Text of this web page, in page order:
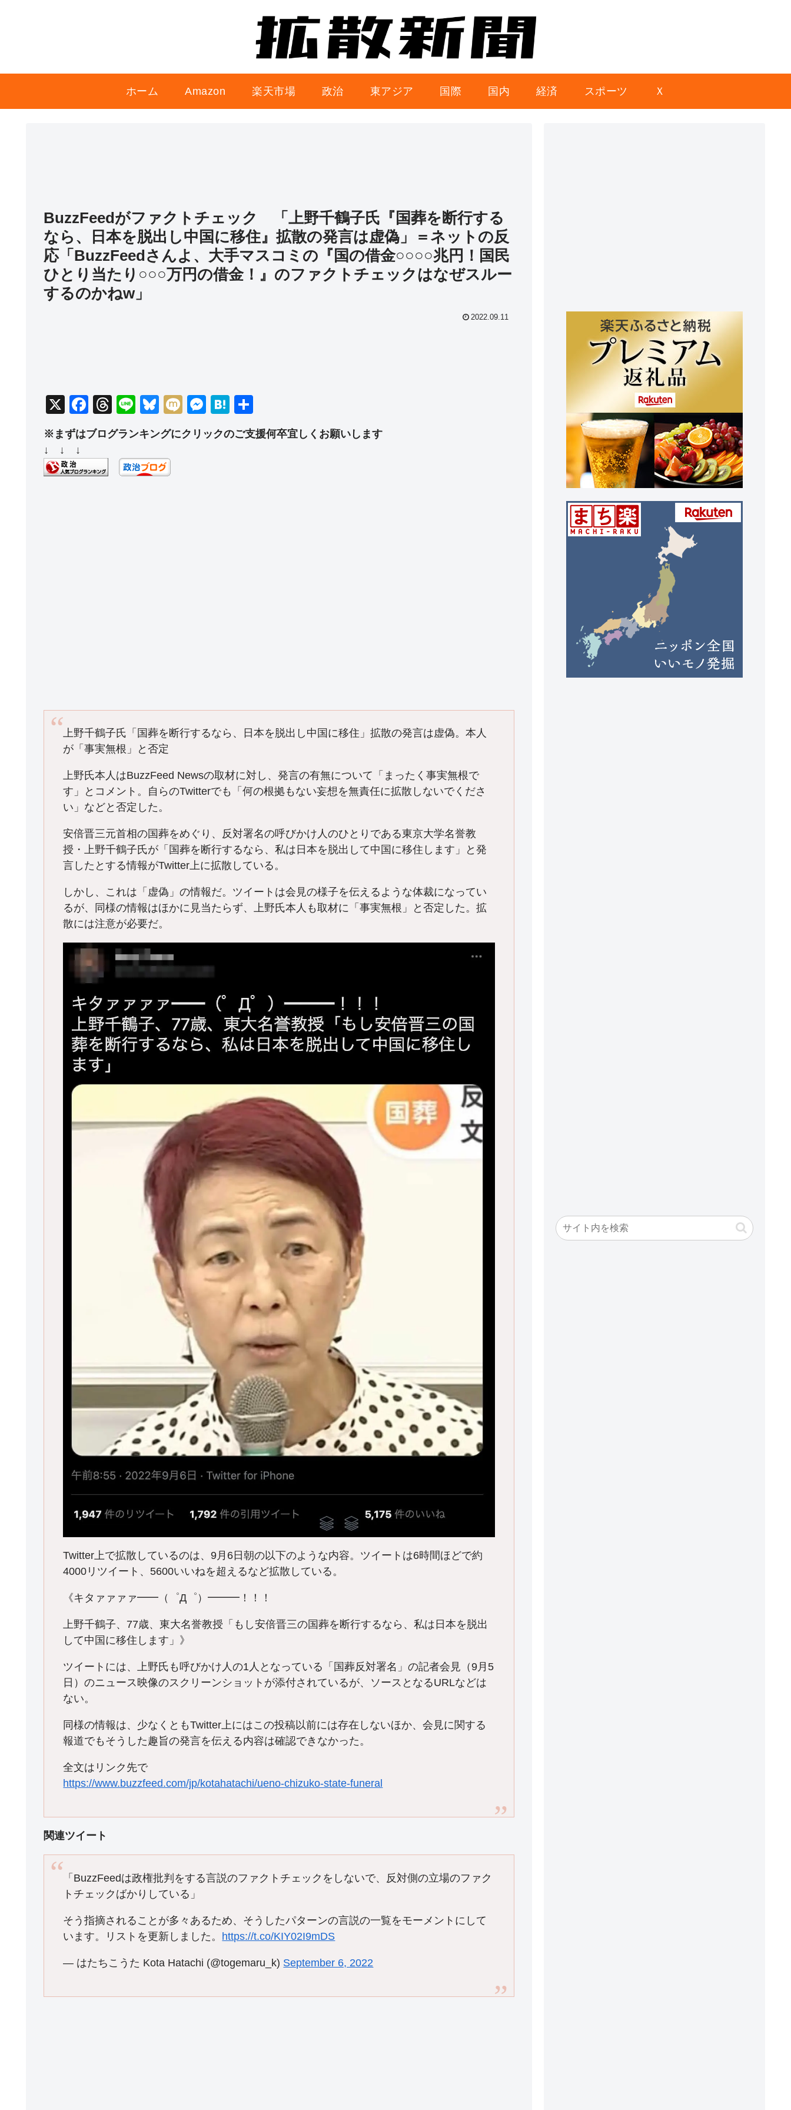
ホーム Amazon 楽天市場 政治 東アジア 国際 国内 経済 スポーツ Ｘ
BuzzFeedがファクトチェック 「上野千鶴子氏『国葬を断行する
なら、日本を脱出し中国に移住』拡散の発言は虚偽」＝ネットの反
応「BuzzFeedさんよ、大手マスコミの『国の借金○○○○兆円！国民
ひとり当たり○○○万円の借金！』のファクトチェックはなぜスルー
するのかねw」
2022.09.11
X
F
a
c
e
b
T
hr
e
a
d
Li
e
Bl
e
sk
y
M
M
ss
H
e
有
※まずはブログランキングにクリックのご支援何卒宜しくお願いします
↓ ↓ ↓
上野千鶴子氏「国葬を断行するなら、日本を脱出し中国に移住」拡散の発言は虚偽。本人
が「事実無根」と否定
上野氏本人はBuzzFeed Newsの取材に対し、発言の有無について「まったく事実無根で
す」とコメント。自らのTwitterでも「何の根拠もない妄想を無責任に拡散しないでくださ
い」などと否定した。
安倍晋三元首相の国葬をめぐり、反対署名の呼びかけ人のひとりである東京大学名誉教
授・上野千鶴子氏が「国葬を断行するなら、私は日本を脱出して中国に移住します」と発
言したとする情報がTwitter上に拡散している。
しかし、これは「虚偽」の情報だ。ツイートは会見の様子を伝えるような体裁になってい
るが、同様の情報はほかに見当たらず、上野氏本人も取材に「事実無根」と否定した。拡
散には注意が必要だ。
Twitter上で拡散しているのは、9月6日朝の以下のような内容。ツイートは6時間ほどで約
4000リツイート、5600いいねを超えるなど拡散している。
《キタァァァァ━━（゜Д゜）━━━！！！
上野千鶴子、77歳、東大名誉教授「もし安倍晋三の国葬を断行するなら、私は日本を脱出
して中国に移住します」》
ツイートには、上野氏も呼びかけ人の1人となっている「国葬反対署名」の記者会見（9月5
日）のニュース映像のスクリーンショットが添付されているが、ソースとなるURLなどは
ない。
同様の情報は、少なくともTwitter上にはこの投稿以前には存在しないほか、会見に関する
報道でもそうした趣旨の発言を伝える内容は確認できなかった。
全文はリンク先で
https://www.buzzfeed.com/jp/kotahatachi/ueno-chizuko-state-funeral
関連ツイート
「BuzzFeedは政権批判をする言説のファクトチェックをしないで、反対側の立場のファク
トチェックばかりしている」
そう指摘されることが多々あるため、そうしたパターンの言説の一覧をモーメントにして
います。リストを更新しました。 https://t.co/KIY02I9mDS
— はたちこうた Kota Hatachi (@togemaru_k) September 6, 2022